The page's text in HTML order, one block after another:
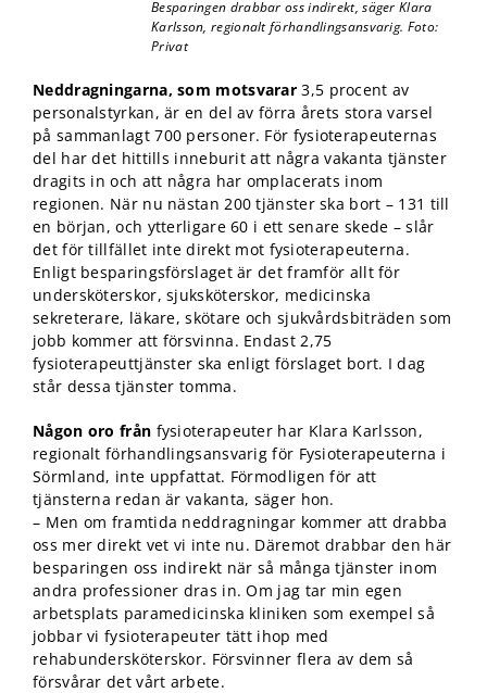
Besparingen drabbar oss indirekt, säger Klara
Karlsson, regionalt förhandlingsansvarig. Foto:
Privat
Neddragningarna, som motsvarar 3,5 procent av
personalstyrkan, är en del av förra årets stora varsel
på sammanlagt 700 personer. För fysioterapeuternas
del har det hittills inneburit att några vakanta tjänster
dragits in och att några har omplacerats inom
regionen. När nu nästan 200 tjänster ska bort – 131 till
en början, och ytterligare 60 i ett senare skede – slår
det för tillfället inte direkt mot fysioterapeuterna.
Enligt besparingsförslaget är det framför allt för
undersköterskor, sjuksköterskor, medicinska
sekreterare, läkare, skötare och sjukvårdsbiträden som
jobb kommer att försvinna. Endast 2,75
fysioterapeuttjänster ska enligt förslaget bort. I dag
står dessa tjänster tomma.
Någon oro från fysioterapeuter har Klara Karlsson,
regionalt förhandlingsansvarig för Fysioterapeuterna i
Sörmland, inte uppfattat. Förmodligen för att
tjänsterna redan är vakanta, säger hon.
– Men om framtida neddragningar kommer att drabba
oss mer direkt vet vi inte nu. Däremot drabbar den här
besparingen oss indirekt när så många tjänster inom
andra professioner dras in. Om jag tar min egen
arbetsplats paramedicinska kliniken som exempel så
jobbar vi fysioterapeuter tätt ihop med
rehabundersköterskor. Försvinner flera av dem så
försvårar det vårt arbete.
bra som
möjligt under
ditt besök.
Om du nekar
de här
kakorna
kommer viss
funktionalitet
att försvinna
från
hemsidan.
Marknadsföring
Genom att dela
intressen och ditt
beteende när du
surfar ökar du
chansen att få se
personligt
anpassat innehåll
och erbjudanden.